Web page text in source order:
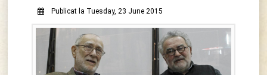
Publicat la Tuesday, 23 June 2015